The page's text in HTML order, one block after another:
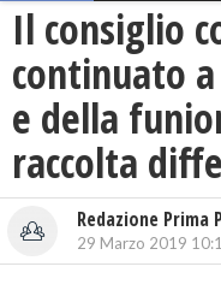
Il consiglio
continuato
e della
raccolta
Redazione Prima
29 Marzo 2019